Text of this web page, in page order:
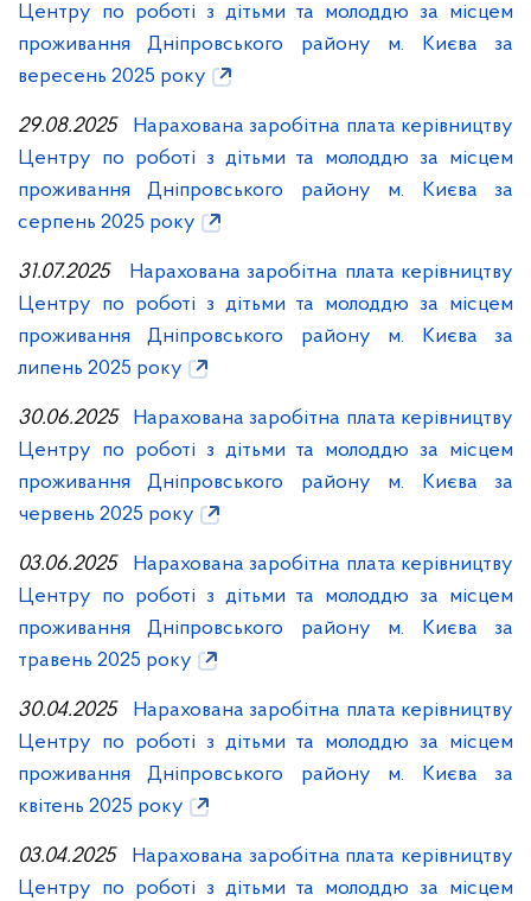
Центру по роботі з дітьми та молоддю за місцем
проживання Дніпровського району м. Києва за
вересень 2025 року
29.08.2025
Нарахована заробітна плата керівництву
Центру по роботі з дітьми та молоддю за місцем
проживання Дніпровського району м. Києва за
серпень 2025 року
31.07.2025
Нарахована заробітна плата керівництву
Центру по роботі з дітьми та молоддю за місцем
проживання Дніпровського району м. Києва за
липень 2025 року
30.06.2025
Нарахована заробітна плата керівництву
Центру по роботі з дітьми та молоддю за місцем
проживання Дніпровського району м. Києва за
червень 2025 року
03.06.2025 Нарахована заробітна плата керівництву
Центру по роботі з дітьми та молоддю за місцем
проживання Дніпровського району м. Києва за
травень 2025 року
30.04.2025
Нарахована заробітна плата керівництву
Центру по роботі з дітьми та молоддю за місцем
проживання Дніпровського району м. Києва за
квітень 2025 року
03.04.2025
Нарахована заробітна плата керівництву
Центру по роботі з дітьми та молоддю за місцем